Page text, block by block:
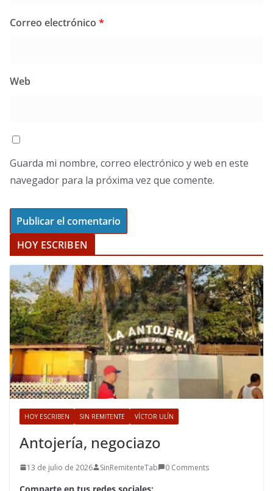
Correo electrónico *
Web
Guarda mi nombre, correo electrónico y web en este
navegador para la próxima vez que comente.
HOY ESCRIBEN
HOY ESCRIBEN SIN REMITENTE VÍCTOR ULÍN
Antojería, negociazo
13 de julio de 2026 SinRemitenteTab 0 Comments
Comparte en tus redes sociales: